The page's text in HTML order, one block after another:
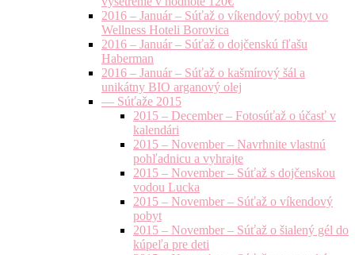
2016 – Január – Súťaž o víkendový pobyt vo
Wellness Hoteli Borovica
2016 – Január – Súťaž o dojčenskú fľašu
Haberman
2016 – Január – Súťaž o kašmírový šál a
unikátny BIO arganový olej
— Súťaže 2015
2015 – December – Fotosúťaž o účasť v
kalendári
2015 – November – Navrhnite vlastnú
pohľadnicu a vyhrajte
2015 – November – Súťaž s dojčenskou
vodou Lucka
2015 – November – Súťaž o víkendový
pobyt
2015 – November – Súťaž o šialený gél do
kúpeľa pre deti